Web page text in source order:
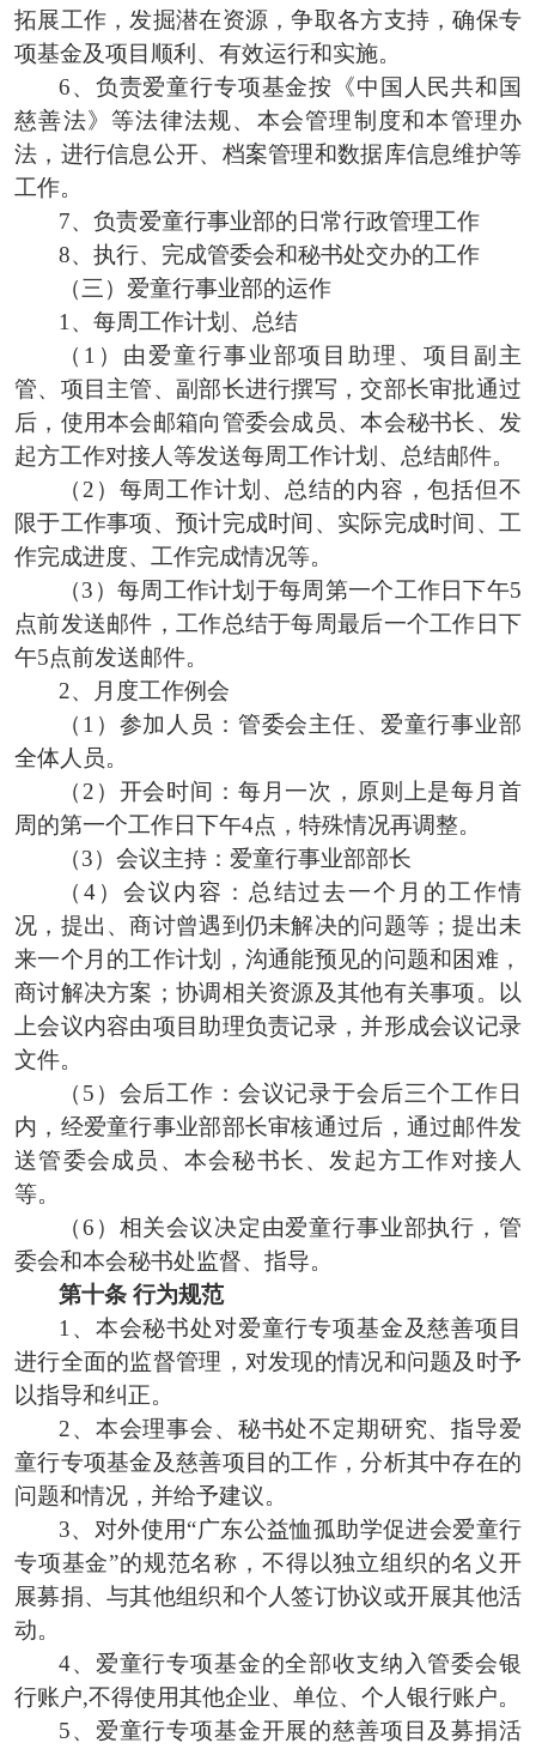
拓展工作，发掘潜在资源，争取各方支持，确保专
项基金及项目顺利 、 有效运行和实施。
6、 负责爱童行专项基金按 《中国人民共和国
慈善法》 等法律法规、本会管理制度和本管理办
法， 进行信息公开、档案管理和数据库信息维护等
工作。
7、 负责爱童行事业部的日常行政管理工作
8、 执行、 完成管委会和秘书处交办的工作
（三 ） 爱童行事业部的运作
1、每周工作计划、总结
（ 1）由爱童行事业部项目助理、项目副主
管、项目主管、副部长进行撰写，交部长审批通过
后，使用本会邮箱向管委会成员、本会秘书长、发
起方工作对接人等发送每周工作计划、总结邮件。
（ 2）每周工作计划、总结的内容，包括但不
限于工作事项、预计完成时间、实际完成时间、工
作完成进度、工作完成情况等。
（3）每周工作计划于每周第一个工作日下午5
点前发送邮件，工作总结于每周最后一个工作日下
午5点前发送邮件。
2、
月度工作例会
（ 1 ） 参加人员：管委会主任、爱童行事业部
全体人员。
（ 2 ） 开会时间：每月一次，原则上是每月首
周的第一个工作日下午4点 ，特殊情况再调整。
（3） 会议主持： 爱童行事业部部长
（ 4） 会议内容： 总结过去一个月的工作情
况，提出、商讨曾遇到仍未解决的问题等；提出未
来一个月的工作计划，沟通能预见的问题和困难，
商讨解决方案； 协调相关资源及其他有关事项。
以
上会议内容由项目助理负责记录，并形成会议记录
文件。
（ 5 ） 会后工作 ： 会议记录于会后三个工作日
内 ， 经爱童行事业部部长审核通过后， 通过邮件发
送管委会成员、本会秘书长、发起方工作对接人
等。
（6） 相关会议决定由爱童行事业部执行，管
委会和本会秘书处监督、指导。
第十条 行为规范
1、 本会秘书处对爱童行专项基金及慈善项目
进行全面的监督管理 ，对发现的情况和问题及时予
以指导和纠正。
2、本会理事会、秘书处不定期研究、指导爱
童行专项基金及慈善项目的工作，分析其中存在的
问题和情况，并给予建议。
3、对外使用“广东公益恤孤助学促进会爱童行
专项基金”的规范名称，不得以独立组织的名义开
展募捐、与其他组织和个人签订协议或开展其他活
动。
4、爱童行专项基金的全部收支纳入管委会银
行账户,不得使用其他企业、单位、个人银行账户。
5、爱童行专项基金开展的慈善项目及募捐活